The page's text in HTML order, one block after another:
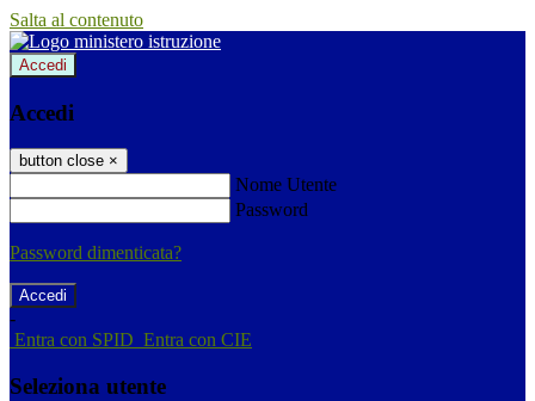
Salta al contenuto
Accedi
Accedi
button close ×
Nome Utente
Password
Password dimenticata?
-
Entra con SPID Entra con CIE
Seleziona utente